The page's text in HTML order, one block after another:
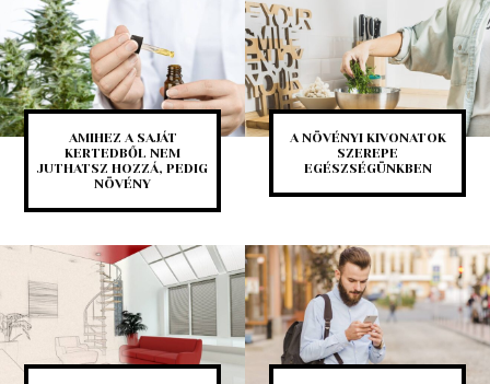
AMIHEZ A SAJÁT
KERTEDBŐL NEM
JUTHATSZ HOZZÁ, PEDIG
NÖVÉNY
A NÖVÉNYI KIVONATOK
SZEREPE
EGÉSZSÉGÜNKBEN